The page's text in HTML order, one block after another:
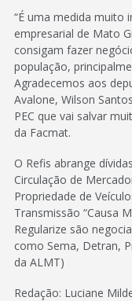
“É uma medida
empresarial de Mato
consigam fazer
população,
Agradecemos aos
Avalone, Wilson
PEC que vai salvar
da Facmat.
O Refis abrange
Circulação de
Propriedade de
Transmissão “Causa
Regularize são
como Sema, Detran,
da ALMT)
Redação: Luciane